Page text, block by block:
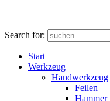
Search for:
Start
Werkzeug
Handwerkzeug
Feilen
Hammer